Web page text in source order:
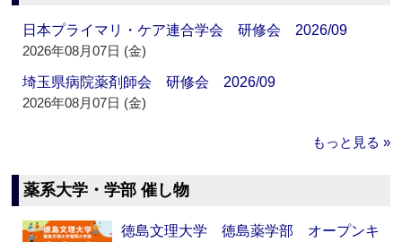
日本プライマリ・ケア連合学会 研修会 2026/09
2026年08月07日 (金)
埼玉県病院薬剤師会 研修会 2026/09
2026年08月07日 (金)
もっと見る »
薬系大学・学部 催し物
徳島文理大学 徳島薬学部 オープンキ